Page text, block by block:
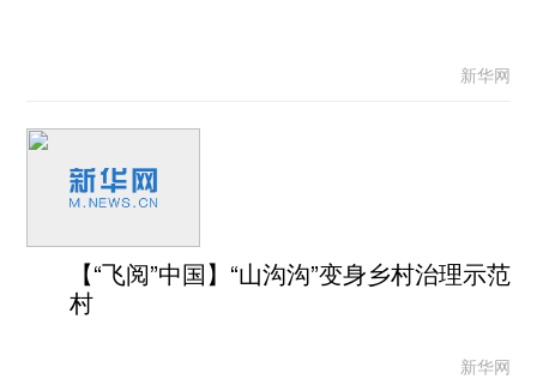
新华网
【“飞阅”中国】“山沟沟”变身乡村治理示范
村
新华网